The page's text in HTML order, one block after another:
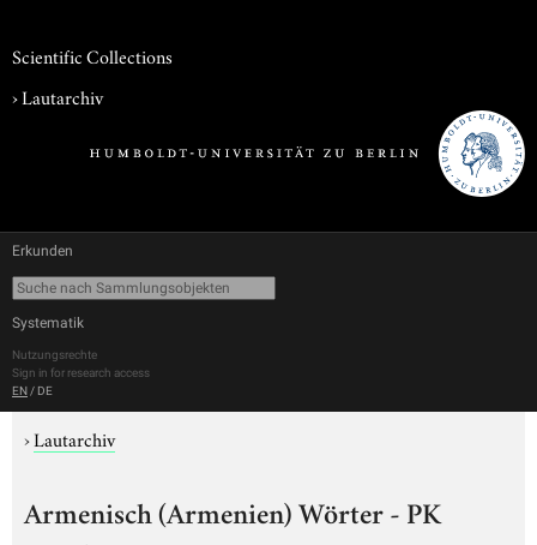
Scientific Collections
›Lautarchiv
Erkunden
Systematik
Nutzungsrechte
Sign in for research access
EN / DE
›Lautarchiv
Armenisch (Armenien) Wörter - PK